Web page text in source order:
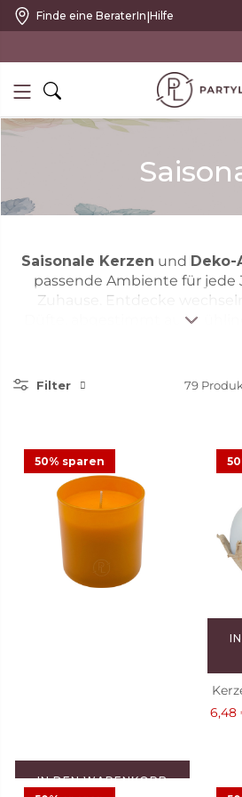
Finde eine BeraterIn|Hilfe
Saisonale Kerzen und Deko-
passende Ambiente für jede
Zuhause. Entdecke
Düfte, abgestimmt auf
Filter 79
50% sparen
IN DEN WARENKORB
6,48